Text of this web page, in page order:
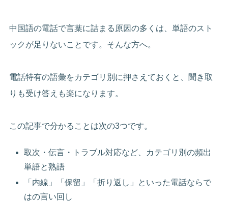
中国語の電話で言葉に詰まる原因の多くは、単語のスト
ックが足りないことです。そんな方へ。
電話特有の語彙をカテゴリ別に押さえておくと、聞き取
りも受け答えも楽になります。
この記事で分かることは次の3つです。
取次・伝言・トラブル対応など、カテゴリ別の頻出
単語と熟語
「内線」「保留」「折り返し」といった電話ならで
はの言い回し